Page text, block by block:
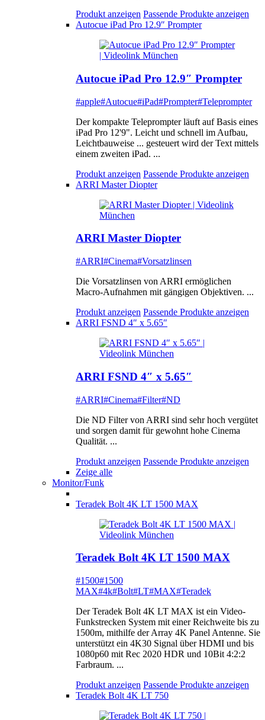
Produkt anzeigen Passende Produkte anzeigen
Autocue iPad Pro 12.9″ Prompter
Autocue iPad Pro 12.9″ Prompter
#apple#Autocue#iPad#Prompter#Teleprompter
Der kompakte Teleprompter läuft auf Basis eines
iPad Pro 12'9". Leicht und schnell im Aufbau,
Leichtbauweise ... gesteuert wird der Text mittels
einem zweiten iPad. ...
Produkt anzeigen Passende Produkte anzeigen
ARRI Master Diopter
ARRI Master Diopter
#ARRI#Cinema#Vorsatzlinsen
Die Vorsatzlinsen von ARRI ermöglichen
Macro-Aufnahmen mit gängigen Objektiven. ...
Produkt anzeigen Passende Produkte anzeigen
ARRI FSND 4″ x 5.65″
ARRI FSND 4″ x 5.65″
#ARRI#Cinema#Filter#ND
Die ND Filter von ARRI sind sehr hoch vergütet
und sorgen damit für gewohnt hohe Cinema
Qualität. ...
Produkt anzeigen Passende Produkte anzeigen
Zeige alle
Monitor/Funk
Teradek Bolt 4K LT 1500 MAX
Teradek Bolt 4K LT 1500 MAX
#1500#1500
MAX#4k#Bolt#LT#MAX#Teradek
Der Teradek Bolt 4K LT MAX ist ein Video-
Funkstrecken System mit einer Reichweite bis zu
1500m, mithilfe der Array 4K Panel Antenne. Sie
unterstützt ein 4K30 Signal über HDMI und bis
1080p60 mit Rec 2020 HDR und 10Bit 4:2:2
Farbraum. ...
Produkt anzeigen Passende Produkte anzeigen
Teradek Bolt 4K LT 750